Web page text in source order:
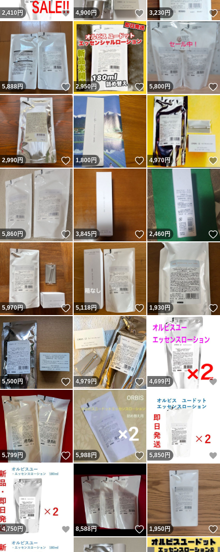
2,410 円 いいね！
4,900円 いいね！
3,230円
5,888円 いいね！
2,950円 いいね！
5,800円
2,990円 いいね！
1,800円 いいね！
4,970円
5,860円 いいね！
3,845円 いいね！
2,460円
5,970円 いいね！
5,118円 いいね！
1,930円
5,500円 いいね！
4,979円 いいね！
4,699円
5,799円 いいね！
5,988円 いいね！
5,850 円
4,750 円 いいね！
8,588円 いいね！
1,950円